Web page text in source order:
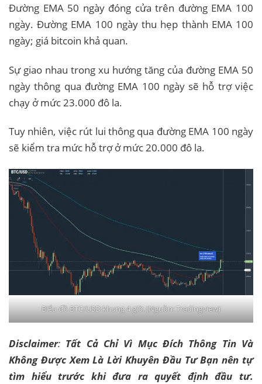
Đường EMA 50 ngày đóng cửa trên đường EMA 100
ngày. Đường EMA 100 ngày thu hẹp thành EMA 100
ngày; giá bitcoin khả quan.
Sự giao nhau trong xu hướng tăng của đường EMA 50
ngày thông qua đường EMA 100 ngày sẽ hỗ trợ việc
chạy ở mức 23.000 đô la.
Tuy nhiên, việc rút lui thông qua đường EMA 100 ngày
sẽ kiểm tra mức hỗ trợ ở mức 20.000 đô la.
Biểu đồ BTC/USD khung 4 giờ. (Nguồn: Tradingview)
Disclaimer: Tất Cả Chỉ Vì Mục Đích Thông Tin Và
Không Được Xem Là Lời Khuyên Đầu Tư Bạn nên tự
tìm hiểu trước khi đưa ra quyết định đầu tư.